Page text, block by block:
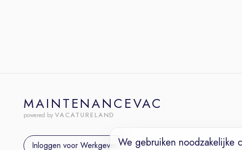
MAINTENANCEVAC
powered by VACATURELAND
Inloggen voor WerkgeversWe gebruiken noodzakelijke